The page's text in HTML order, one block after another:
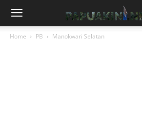
Home PB Manokwari Selatan